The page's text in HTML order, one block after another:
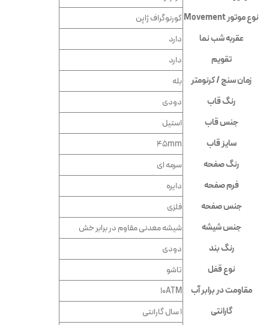
نوع موتور Movement
کورنوگراف ژاپن
عقربه شب نما
دارد
تقویم
دارد
زمان سنج / کرنومتر
بله
رنگ قاب
دودى
جنس قاب
استيل
سایز قاب
45mm
رنگ صفحه
سرمه اى
فرم صفحه
دايره
جنس صفحه
فلزى
جنس شیشه
شيشه معدنى مقاوم در برابر خش
رنگ بند
دودى
نوع قفل
تاشو
مقاومت در برابر آب
10ATM
گارانتی
۱ سال گارانتی